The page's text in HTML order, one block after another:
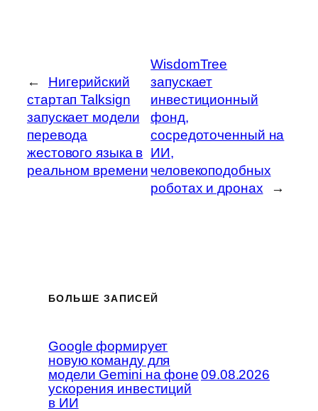
←
Нигерийский
стартап Talksign
запускает модели
перевода
жестового языка в
реальном времени
WisdomTree
запускает
инвестиционный
фонд,
сосредоточенный на
ИИ,
человекоподобных
роботах и дронах
→
БОЛЬШЕ ЗАПИСЕЙ
Google формирует
новую команду для
модели Gemini на фоне
ускорения инвестиций
в ИИ
09.08.2026